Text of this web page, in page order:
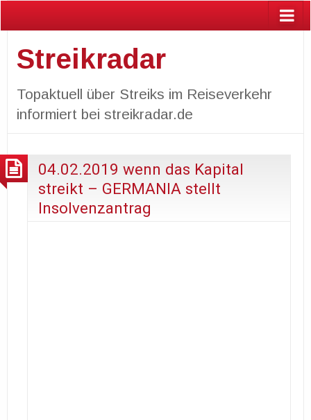
Streikradar
Topaktuell über Streiks im Reiseverkehr
informiert bei streikradar.de
04.02.2019 wenn das Kapital
streikt – GERMANIA stellt
Insolvenzantrag